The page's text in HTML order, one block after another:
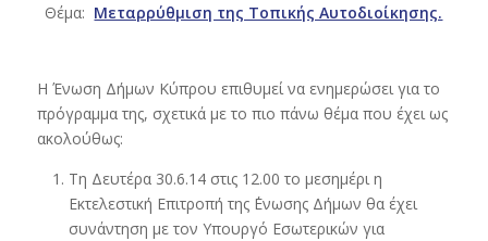
Θέμα: Μεταρρύθμιση της Τοπικής Αυτοδιοίκησης.
Η Ένωση Δήμων Κύπρου επιθυμεί να ενημερώσει για το
πρόγραμμα της, σχετικά με το πιο πάνω θέμα που έχει ως
ακολούθως:
Τη Δευτέρα 30.6.14 στις 12.00 το μεσημέρι η
Εκτελεστική Επιτροπή της ΄Ενωσης Δήμων θα έχει
συνάντηση με τον Υπουργό Εσωτερικών για